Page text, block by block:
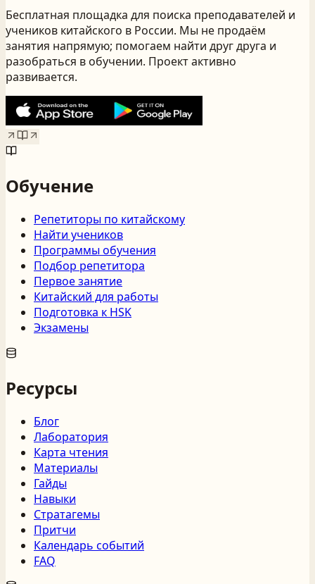
Бесплатная площадка для поиска преподавателей и
учеников китайского в России. Мы не продаём
занятия напрямую; помогаем найти друг друга и
разобраться в обучении. Проект активно
развивается.
Обучение
Репетиторы по китайскому
Найти учеников
Программы обучения
Подбор репетитора
Первое занятие
Китайский для работы
Подготовка к HSK
Экзамены
Ресурсы
Блог
Лаборатория
Карта чтения
Материалы
Гайды
Навыки
Стратагемы
Притчи
Календарь событий
FAQ